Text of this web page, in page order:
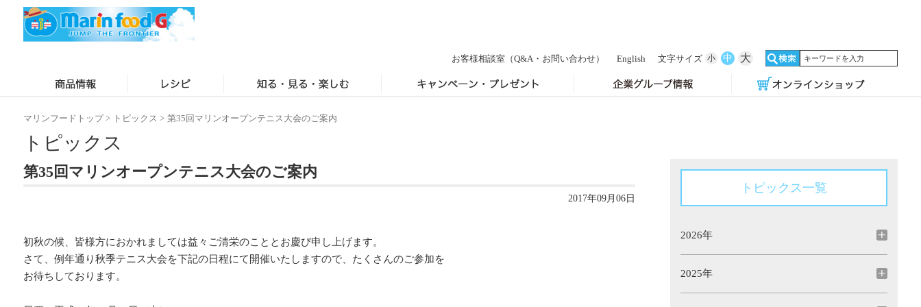
お客様相談室 （Q&A・お問い合わせ） English 文字サイズ 小 中 大
マリンフードトップ> トピックス > 第35回マリンオープンテニス大会のご案内
トピックス
第35回マリンオープンテニス大会のご案内
2017年09月06日
初秋の候、皆様方におかれましては益々ご清栄のこととお慶び申し上げます。
さて、例年通り秋季テニス大会を下記の日程にて開催いたしますので、たくさんのご参加を
お待ちしております。
トピックス一覧
2026年
2025年